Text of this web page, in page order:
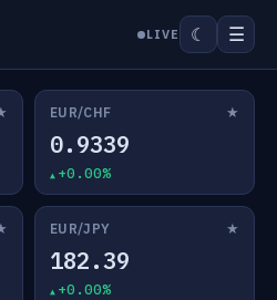
LIVE ☾ ☰
EUR/CHF ★
0.9339
+0.00%
EUR/JPY ★
182.39
+0.00%